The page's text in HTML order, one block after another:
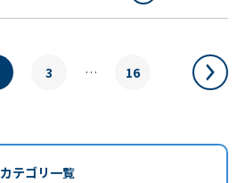
3 … 16
カテゴリ一覧